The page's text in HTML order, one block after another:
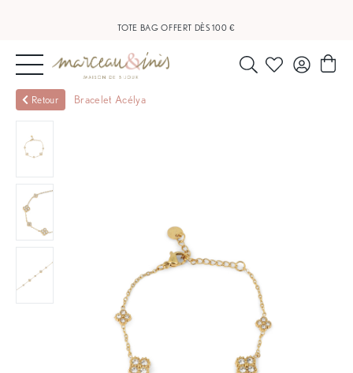
TOTE BAG OFFERT DÈS 100 €
NOUVEAUTÉS
OUTLET
BLOG
NOS
Retour Bracelet Acélya